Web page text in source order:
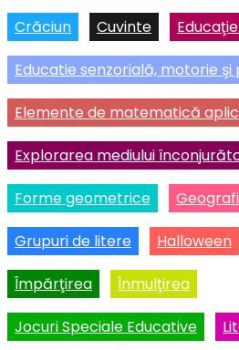
Crăciun Cuvinte
Educatie senzorială, motorie
Elemente de matematică
Explorarea mediului
Forme geometrice
Grupuri de litere Halloween
Împărţirea Înmulţirea
Jocuri Speciale Educative